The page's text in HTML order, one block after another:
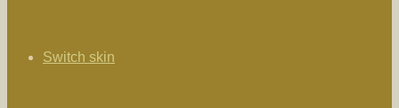
Switch skin